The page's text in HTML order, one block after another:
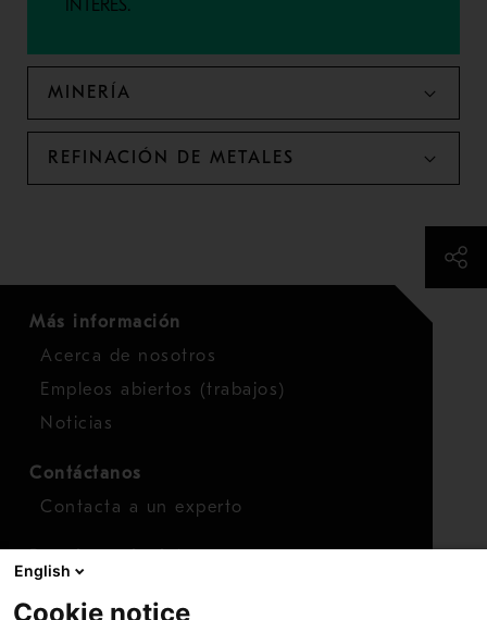
INTERÉS.
MINERÍA
REFINACIÓN DE METALES
Más información
Acerca de nosotros
Empleos abiertos (trabajos)
Noticias
Contáctanos
Contacta a un experto
English
Cookie notice